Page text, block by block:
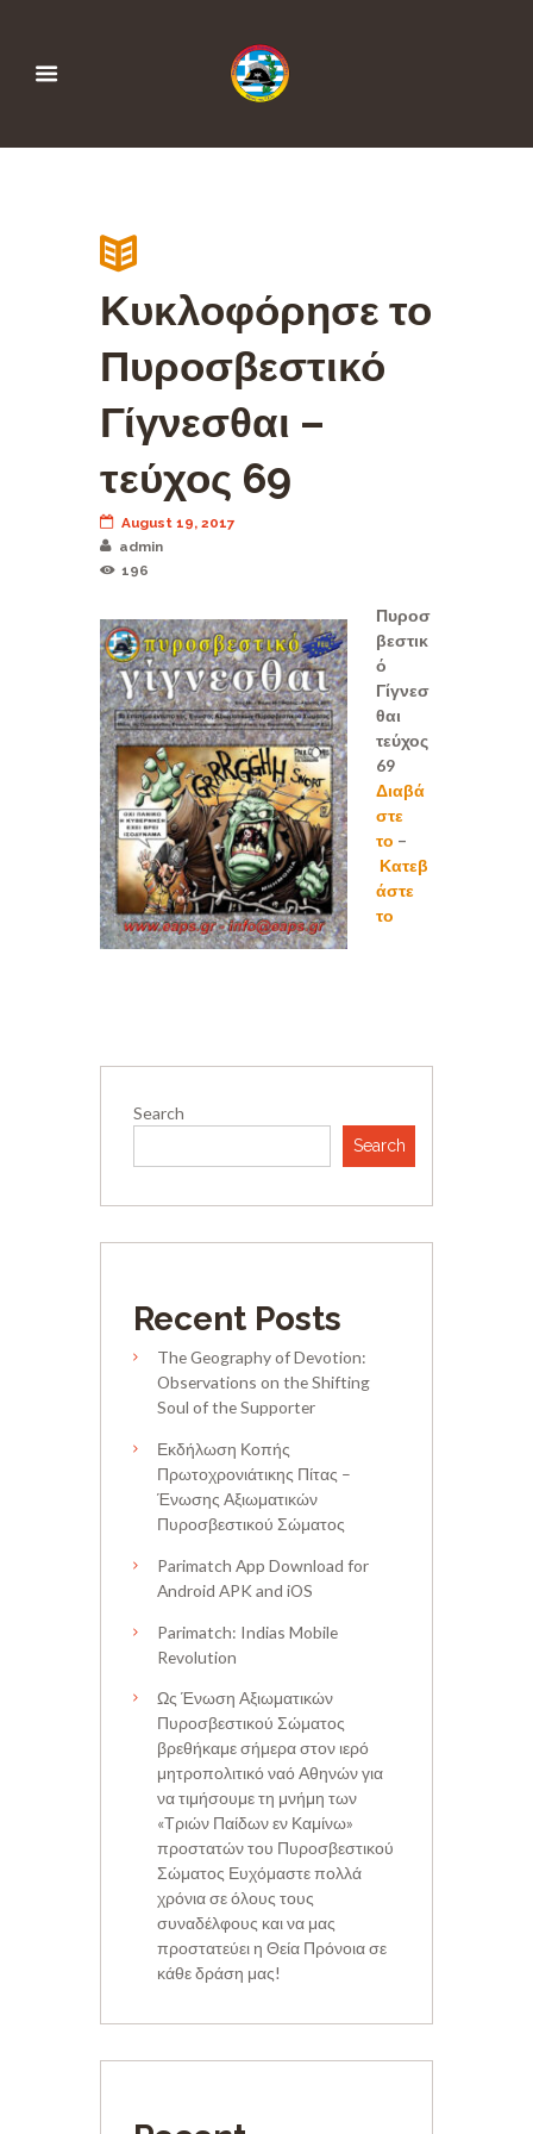
Κυκλοφόρησε το
Πυροσβεστικό
Γίγνεσθαι –
τεύχος 69
August 19, 2017
admin
196
Πυροσ
βεστικ
ό
Γίγνεσ
θαι
τεύχος
69
Διαβά
στε
το –
Κατεβ
άστε
το
Search
Search
Recent Posts
The Geography of Devotion:
Observations on the Shifting
Soul of the Supporter
Εκδήλωση Κοπής
Πρωτοχρονιάτικης Πίτας –
Ένωσης Αξιωματικών
Πυροσβεστικού Σώματος
Parimatch App Download for
Android APK and iOS
Parimatch: Indias Mobile
Revolution
Ως Ένωση Αξιωματικών
Πυροσβεστικού Σώματος
βρεθήκαμε σήμερα στον ιερό
μητροπολιτικό ναό Αθηνών για
να τιμήσουμε τη μνήμη των
«Τριών Παίδων εν Καμίνω»
προστατών του Πυροσβεστικού
Σώματος Ευχόμαστε πολλά
χρόνια σε όλους τους
συναδέλφους και να μας
προστατεύει η Θεία Πρόνοια σε
κάθε δράση μας!